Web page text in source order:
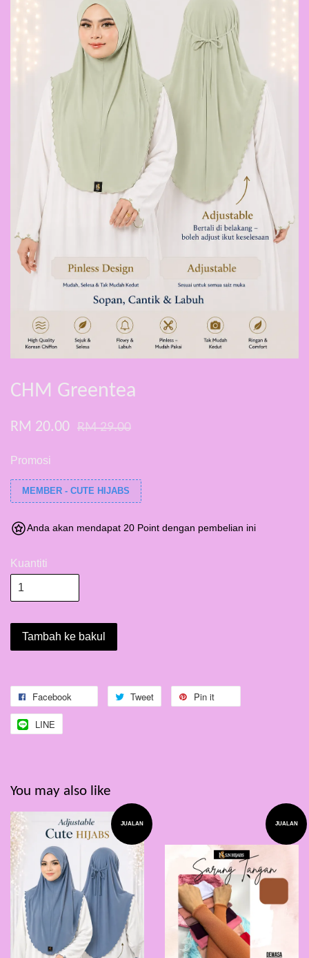
CHM Greentea
RM 20.00 RM 29.00
Promosi
MEMBER - CUTE HIJABS
Anda akan mendapat 20 Point dengan pembelian ini
Kuantiti
Tambah ke bakul
Facebook Tweet Pin it
LINE
You may also like
JUALAN JUALAN